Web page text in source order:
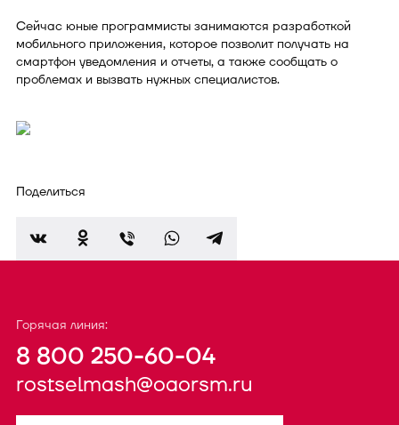
Сейчас юные программисты занимаются разработкой
мобильного приложения, которое позволит получать на
смартфон уведомления и отчеты, а также сообщать о
проблемах и вызвать нужных специалистов.
Поделиться
Горячая линия:
8 800 250-60-04
rostselmash@oaorsm.ru